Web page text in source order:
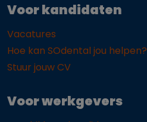
Voor kandidaten
Vacatures
Hoe kan SOdental jou helpen?
Stuur jouw CV
Voor werkgevers